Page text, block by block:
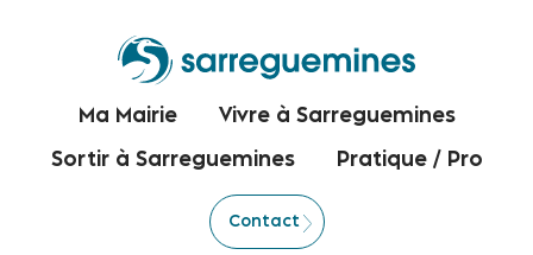
Ma Mairie Vivre à Sarreguemines
Sortir à Sarreguemines Pratique / Pro
Contact